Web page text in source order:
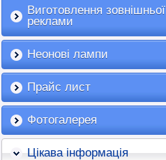
Виготовлення зовнішньої
реклами
Неонові лампи
Прайс лист
Фотогалерея
Цікава інформація